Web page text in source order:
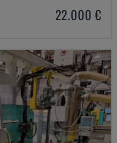
22.000 €